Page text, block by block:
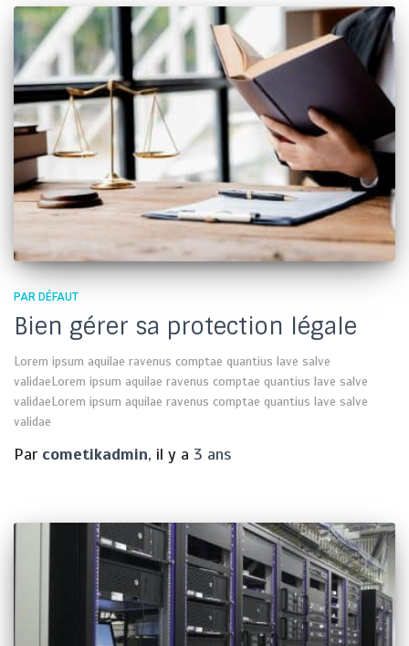
PAR DÉFAUT
Bien gérer sa protection légale
Lorem ipsum aquilae ravenus comptae quantius lave salve
validaeLorem ipsum aquilae ravenus comptae quantius lave salve
validaeLorem ipsum aquilae ravenus comptae quantius lave salve
validae
Par cometikadmin, il y a 3 ans